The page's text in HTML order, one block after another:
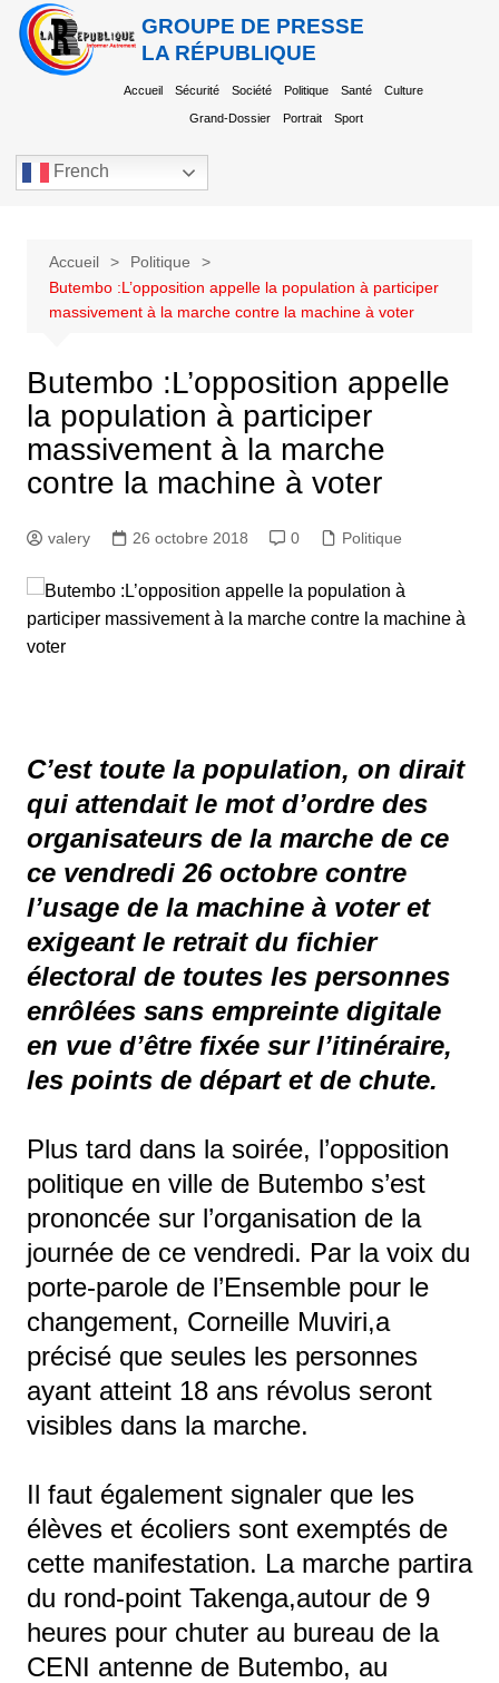
GROUPE DE PRESSE
LA RÉPUBLIQUE
Accueil Sécurité Société Politique Santé Culture
Grand-Dossier Portrait Sport
French
Accueil
Politique
Butembo :L’opposition appelle la population à participer
massivement à la marche contre la machine à voter
Butembo :L’opposition appelle
la population à participer
massivement à la marche
contre la machine à voter
valery 26 octobre 2018 0 Politique
C’est toute la population, on dirait
qui attendait le mot d’ordre des
organisateurs de la marche de ce
ce vendredi 26 octobre contre
l’usage de la machine à voter et
exigeant le retrait du fichier
électoral de toutes les personnes
enrôlées sans empreinte digitale
en vue d’être fixée sur l’itinéraire,
les points de départ et de chute.
Plus tard dans la soirée, l’opposition
politique en ville de Butembo s’est
prononcée sur l’organisation de la
journée de ce vendredi. Par la voix du
porte-parole de l’Ensemble pour le
changement, Corneille Muviri,a
précisé que seules les personnes
ayant atteint 18 ans révolus seront
visibles dans la marche.
Il faut également signaler que les
élèves et écoliers sont exemptés de
cette manifestation. La marche partira
du rond-point Takenga,autour de 9
heures pour chuter au bureau de la
CENI antenne de Butembo, au